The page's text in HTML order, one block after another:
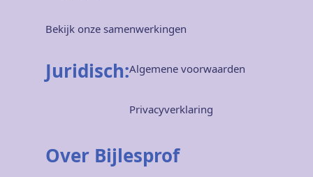
Bekijk onze samenwerkingen
Juridisch:Algemene voorwaarden
Privacyverklaring
Over Bijlesprof